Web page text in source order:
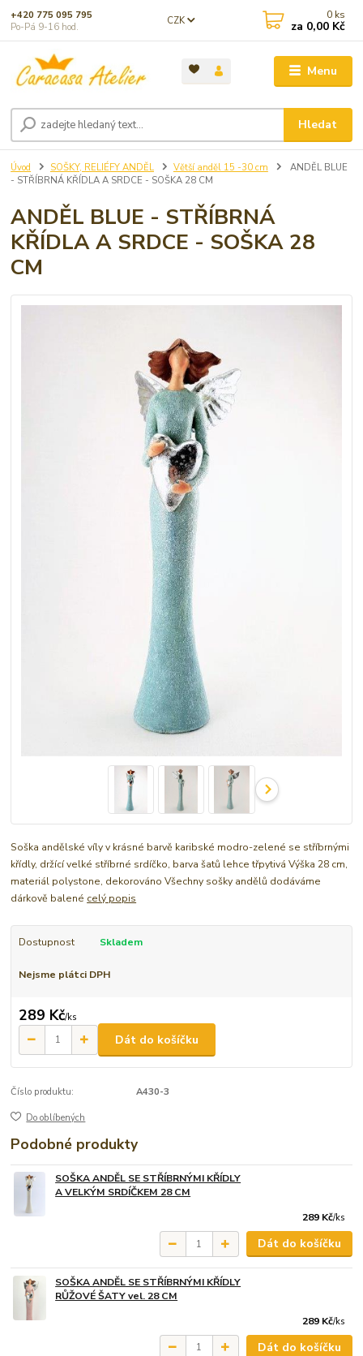
Menu
CZK
Hledat
+420 775 095 795
Po-Pá 9-16 hod.
0 ks
za 0,00 Kč
Úvod SOŠKY, RELIÉFY ANDĚL Větší anděl 15 -30 cm
ANDĚL BLUE
- STŘÍBRNÁ KŘÍDLA A SRDCE - SOŠKA 28 CM
ANDĚL BLUE - STŘÍBRNÁ
KŘÍDLA A SRDCE - SOŠKA 28
CM
Soška andělské víly v krásné barvě karibské modro-zelené se stříbrnými
křídly, držící velké stříbrné srdíčko, barva šatů lehce třpytivá Výška 28 cm,
materiál polystone, dekorováno Všechny sošky andělů dodáváme
dárkově balené celý popis
Dostupnost Skladem
Nejsme plátci DPH
289 Kč/ks
Dát do košíčku
Číslo produktu: A430-3
Do oblíbených
Podobné produkty
SOŠKA ANDĚL SE STŘÍBRNÝMI KŘÍDLY
A VELKÝM SRDÍČKEM 28 CM
289 Kč/ks
Dát do košíčku
SOŠKA ANDĚL SE STŘÍBRNÝMI KŘÍDLY
RŮŽOVÉ ŠATY vel. 28 CM
289 Kč/ks
Dát do košíčku